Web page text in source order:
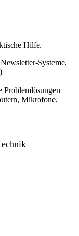
Hilfe.
Systeme,
Problemlösungen
Mikrofone,